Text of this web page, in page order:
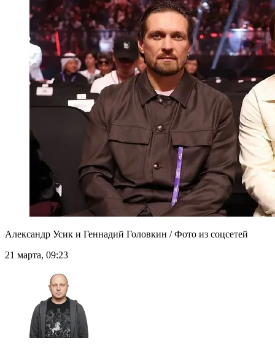
Александр Усик и Геннадий Головкин / Фото из соцсетей
21 марта, 09:23